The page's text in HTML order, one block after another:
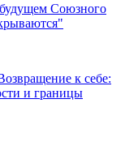
Союзного
к себе:
и границы